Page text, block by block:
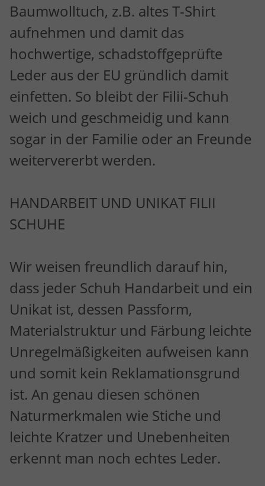
Baumwolltuch, z.B. altes T-Shirt
aufnehmen und damit das
hochwertige, schadstoffgeprüfte
Leder aus der EU gründlich damit
einfetten. So bleibt der Filii-Schuh
weich und geschmeidig und kann
sogar in der Familie oder an Freunde
weitervererbt werden.
HANDARBEIT UND UNIKAT FILII
SCHUHE
Wir weisen freundlich darauf hin,
dass jeder Schuh Handarbeit und ein
Unikat ist, dessen Passform,
Materialstruktur und Färbung leichte
Unregelmäßigkeiten aufweisen kann
und somit kein Reklamationsgrund
ist. An genau diesen schönen
Naturmerkmalen wie Stiche und
leichte Kratzer und Unebenheiten
erkennt man noch echtes Leder.